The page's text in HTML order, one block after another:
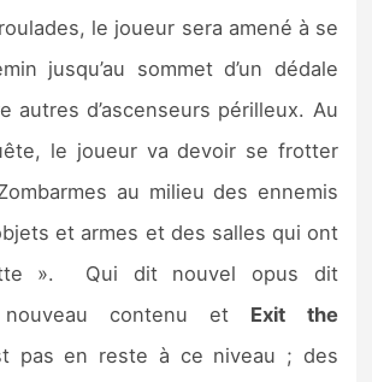
le joueur sera amené à se
jusqu’au sommet d’un dédale
autres d’ascenseurs périlleux. Au
le joueur va devoir se frotter
au milieu des ennemis
et armes et des salles qui ont
». Qui dit nouvel opus dit
nouveau contenu et Exit the
pas en reste à ce niveau ; des